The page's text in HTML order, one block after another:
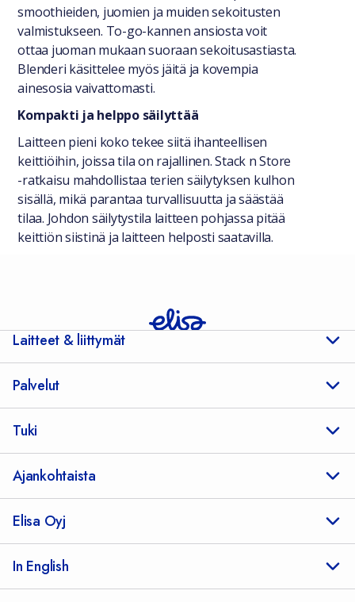
smoothieiden, juomien ja muiden sekoitusten
valmistukseen. To-go-kannen ansiosta voit
ottaa juoman mukaan suoraan sekoitusastiasta.
Blenderi käsittelee myös jäitä ja kovempia
ainesosia vaivattomasti.
Kompakti ja helppo säilyttää
Laitteen pieni koko tekee siitä ihanteellisen
keittiöihin, joissa tila on rajallinen. Stack n Store
-ratkaisu mahdollistaa terien säilytyksen kulhon
sisällä, mikä parantaa turvallisuutta ja säästää
tilaa. Johdon säilytystila laitteen pohjassa pitää
keittiön siistinä ja laitteen helposti saatavilla.
Laitteet & liittymät
Palvelut
Tuki
Ajankohtaista
Elisa Oyj
In English